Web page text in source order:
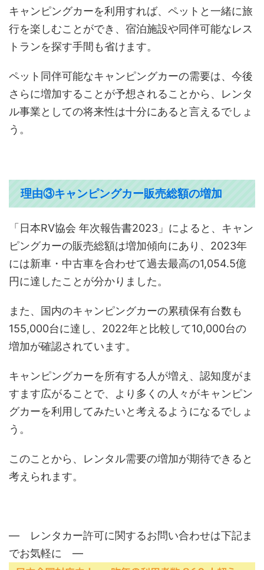
キャンピングカーを利用すれば、ペットと一緒に旅
行を楽しむことができ、宿泊施設や同伴可能なレス
トランを探す手間も省けます。
ペット同伴可能なキャンピングカーの需要は、今後
さらに増加することが予想されることから、レンタ
ル事業としての将来性は十分にあると言えるでしょ
う。
理由③キャンピングカー販売総額の増加
「日本RV協会 年次報告書2023」によると、キャン
ピングカーの販売総額は増加傾向にあり、2023年
には新車・中古車を合わせて過去最高の1,054.5億
円に達したことが分かりました。
また、国内のキャンピングカーの累積保有台数も
155,000台に達し、2022年と比較して10,000台の
増加が確認されています。
キャンピングカーを所有する人が増え、認知度がま
すます広がることで、より多くの人々がキャンピン
グカーを利用してみたいと考えるようになるでしょ
う。
このことから、レンタル需要の増加が期待できると
考えられます。
― レンタカー許可に関するお問い合わせは下記ま
でお気軽に ―